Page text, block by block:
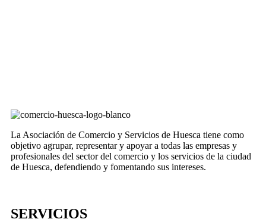
La Asociación de Comercio y Servicios de Huesca tiene como
objetivo agrupar, representar y apoyar a todas las empresas y
profesionales del sector del comercio y los servicios de la ciudad
de Huesca, defendiendo y fomentando sus intereses.
SERVICIOS